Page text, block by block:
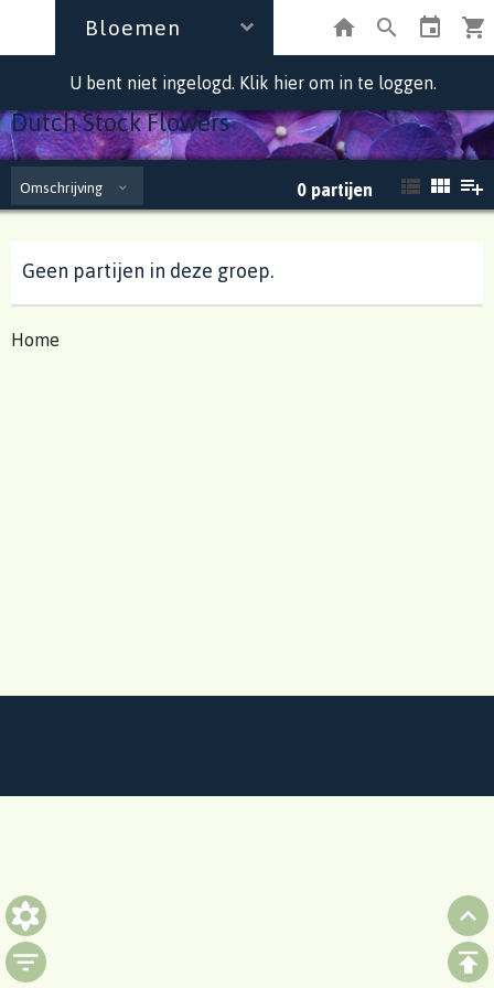
Bloemen
U bent niet ingelogd. Klik hier om in te loggen.
Dutch Stock Flowers
Omschrijving 0 partijen
Geen partijen in deze groep.
Home